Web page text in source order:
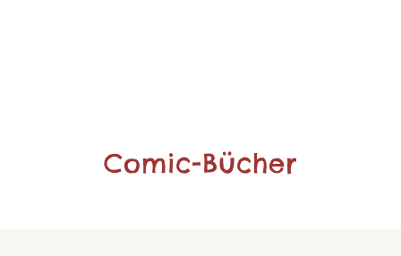
Comic-Bücher